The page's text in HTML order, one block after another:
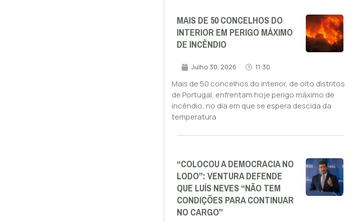
MAIS DE 50 CONCELHOS DO
INTERIOR EM PERIGO MÁXIMO
DE INCÊNDIO
Julho 30, 2026 11:30
Mais de 50 concelhos do interior, de oito distritos
de Portugal, enfrentam hoje perigo máximo de
incêndio, no dia em que se espera descida da
temperatura
“COLOCOU A DEMOCRACIA NO
LODO”: VENTURA DEFENDE
QUE LUÍS NEVES “NÃO TEM
CONDIÇÕES PARA CONTINUAR
NO CARGO”